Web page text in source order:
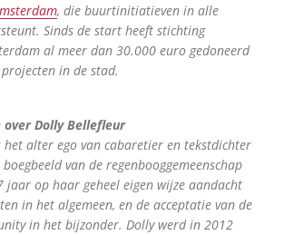
, die buurtinitiatieven in alle
Sinds de start heeft stichting
al meer dan 30.000 euro gedoneerd
in de stad.
Dolly Bellefleur
het alter ego van cabaretier en tekstdichter
van de regenbooggemeenschap
jaar op haar geheel eigen wijze aandacht
in het algemeen, en de acceptatie van de
in het bijzonder. Dolly werd in 2012